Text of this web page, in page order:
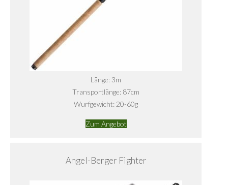
Länge: 3m
Transportlänge: 87cm
Wurfgewicht: 20-60g
Zum Angebot
Angel-Berger Fighter